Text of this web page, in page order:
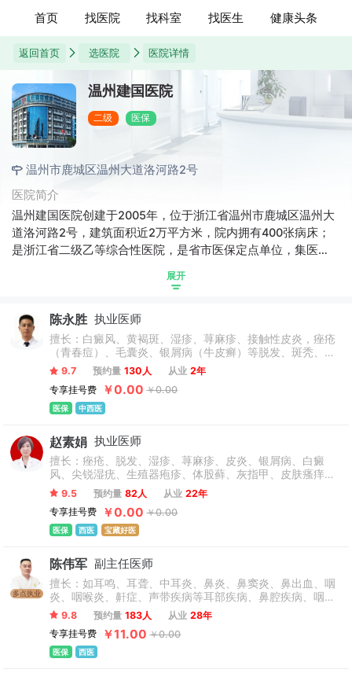
首页 找医院 找科室 找医生 健康头条
返回首页 选医院 医院详情
温州建国医院
二级 医保
温州市鹿城区温州大道洛河路2号
医院简介
温州建国医院创建于2005年，位于浙江省温州市鹿城区温州大
道洛河路2号，建筑面积近2万平方米，院内拥有400张病床；
是浙江省二级乙等综合性医院，是省市医保定点单位，集医
力于创建现代化、智慧化建设，努力建设一所浙南地区有影响
展开
陈永胜 执业医师
擅长：白癜风、黄褐斑、湿疹、荨麻疹、接触性皮炎，痤疮
（青春痘）、毛囊炎、银屑病（牛皮癣）等脱发、斑秃、痤
疮（青春痘）银屑病、白癜风、鱼鳞病等皮肤病。
9.7 预约量 130人 从业 2年
专享挂号费
￥0.00 ￥0.00
医保 中西医
赵素娟 执业医师
擅长：痤疮、脱发、湿疹、荨麻疹、皮炎、银屑病、白癜
风、尖锐湿疣、生殖器疱疹、体股藓、灰指甲、皮肤瘙痒等
常见及疑难性皮肤病，专注于各类皮肤病的个体化、规范化
诊疗，注重病因溯源与综合调理。
9.5 预约量 82人 从业 22年
专享挂号费
￥0.00 ￥0.00
医保 西医 宝藏好医
多点执业
陈伟军 副主任医师
擅长：如耳鸣、耳聋、中耳炎、鼻炎、鼻窦炎、鼻出血、咽
炎、咽喉炎、鼾症、声带疾病等耳部疾病、鼻腔疾病、咽喉
部的良恶性疾病及耳鼻咽喉科疑难杂症的诊断与治疗。
9.8 预约量 183人 从业 28年
专享挂号费
￥11.00 ￥0.00
医保 西医